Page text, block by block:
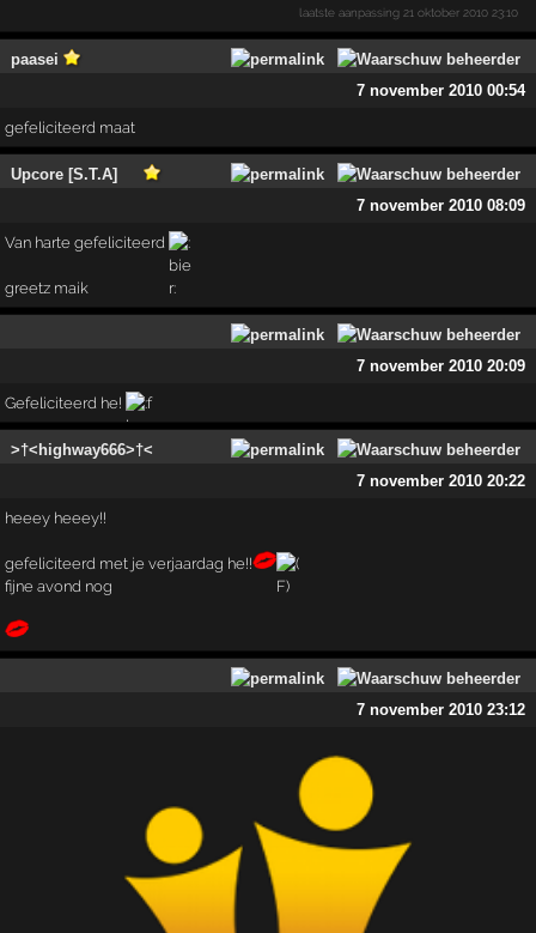
laatste aanpassing 21 oktober 2010 23:10
paasei
7 november 2010 00:54
gefeliciteerd maat
Upcore [S.T.A]
7 november 2010 08:09
Van harte gefeliciteerd
greetz maik
7 november 2010 20:09
Gefeliciteerd he!
>†<highway666>†<
7 november 2010 20:22
heeey heeey!!
gefeliciteerd met je verjaardag he!!
fijne avond nog
7 november 2010 23:12